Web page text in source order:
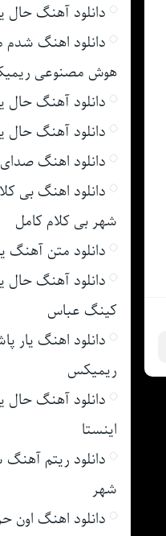
دانلود آهنگ حال
دانلود اهنگ
هوش مصنوعی
دانلود آهنگ
دانلود آهنگ حال
دانلود اهنگ
دانلود اهنگ بی
شهر بی کلام کامل
دانلود متن آهنگ
دانلود آهنگ
کینگ عباس
دانلود اهنگ یار
ریمیکس
دانلود آهنگ حال
اینستا
دانلود ریتم
شهر
دانلود اهنگ اون